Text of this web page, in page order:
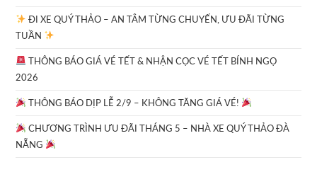
ĐI XE QUÝ THẢO – AN TÂM TỪNG CHUYẾN, ƯU ĐÃI TỪNG
TUẦN
THÔNG BÁO GIÁ VÉ TẾT & NHẬN CỌC VÉ TẾT BÍNH NGỌ
2026
THÔNG BÁO DỊP LỄ 2/9 – KHÔNG TĂNG GIÁ VÉ!
CHƯƠNG TRÌNH ƯU ĐÃI THÁNG 5 – NHÀ XE QUÝ THẢO ĐÀ
NẴNG